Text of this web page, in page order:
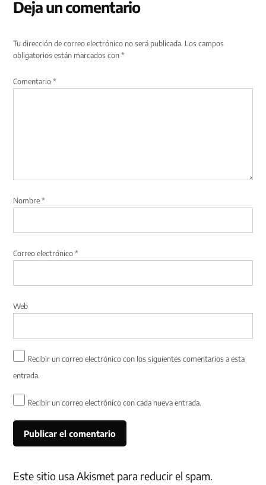
Deja un comentario
Tu dirección de correo electrónico no será publicada. Los campos
obligatorios están marcados con*
Comentario*
Nombre*
Correo electrónico*
Web
Recibir un correo electrónico con los siguientes comentarios a esta
entrada.
Recibir un correo electrónico con cada nueva entrada.
Este sitio usa Akismet para reducir el spam.